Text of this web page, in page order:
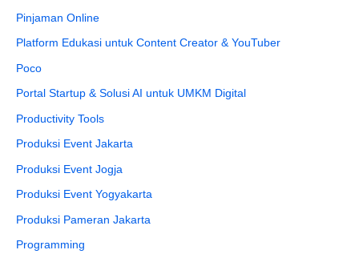
Pinjaman Online
Platform Edukasi untuk Content Creator & YouTuber
Poco
Portal Startup & Solusi AI untuk UMKM Digital
Productivity Tools
Produksi Event Jakarta
Produksi Event Jogja
Produksi Event Yogyakarta
Produksi Pameran Jakarta
Programming